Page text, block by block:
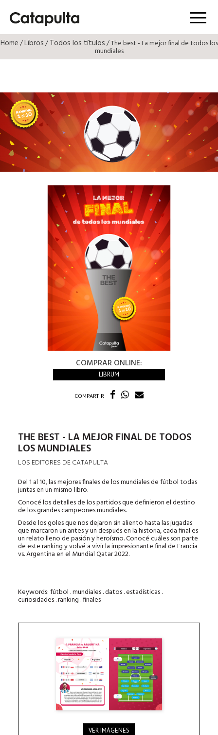
Menú
Home/Libros/Todos los títulos/ The best - La mejor final de todos los
mundiales
COMPRAR ONLINE:
LIBRUM
COMPARTIR
THE BEST - LA MEJOR FINAL DE TODOS
LOS MUNDIALES
LOS EDITORES DE CATAPULTA
Del 1 al 10, las mejores finales de los mundiales de fútbol todas
juntas en un mismo libro.
Conocé los detalles de los partidos que definieron el destino
de los grandes campeones mundiales.
Desde los goles que nos dejaron sin aliento hasta las jugadas
que marcaron un antes y un después en la historia, cada final es
un relato lleno de pasión y heroísmo. Conocé cuáles son parte
de este ranking y volvé a vivir la impresionante final de Francia
vs. Argentina en el Mundial Qatar 2022.
Keywords: fútbol . mundiales . datos . estadísticas .
curiosidades . ranking . finales
VER IMÁGENES